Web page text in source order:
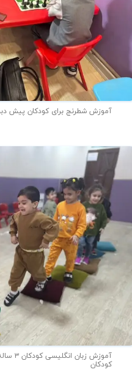
آموزش شطرنج برای کودکان پیش
کودکان